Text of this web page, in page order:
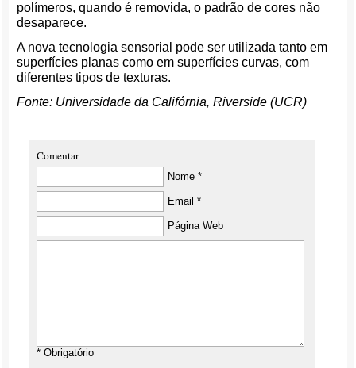
polímeros, quando é removida, o padrão de cores não
desaparece.
A nova tecnologia sensorial pode ser utilizada tanto em
superfícies planas como em superfícies curvas, com
diferentes tipos de texturas.
Fonte: Universidade da Califórnia, Riverside (UCR)
Comentar
Nome *
Email *
Página Web
* Obrigatório